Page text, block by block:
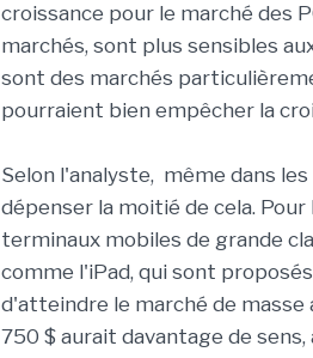
croissance pour le marché des
marchés, sont plus sensibles
sont des marchés
pourraient bien empêcher la
Selon l'analyste, même dans
dépenser la moitié de cela.
terminaux mobiles de grande
comme l'iPad, qui sont
d'atteindre le marché de
750 $ aurait davantage de